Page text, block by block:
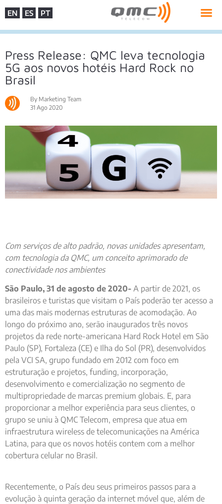
EN ES PT
Press Release: QMC leva tecnologia
5G aos novos hotéis Hard Rock no
Brasil
By Marketing Team
31 Ago 2020
Com serviços de alto padrão, novas unidades apresentam,
com tecnologia da QMC, um conceito aprimorado de
conectividade nos ambientes
São Paulo, 31 de agosto de 2020- A partir de 2021, os
brasileiros e turistas que visitam o País poderão ter acesso a
uma das mais modernas estruturas de acomodação. Ao
longo do próximo ano, serão inaugurados três novos
projetos da rede norte-americana Hard Rock Hotel em São
Paulo (SP), Fortaleza (CE) e Ilha do Sol (PR), desenvolvidos
pela VCI SA, grupo fundado em 2012 com foco em
estruturação e projetos, funding, incorporação,
desenvolvimento e comercialização no segmento de
multipropriedade de marcas premium globais. E, para
proporcionar a melhor experiência para seus clientes, o
grupo se uniu à QMC Telecom, empresa que atua em
infraestrutura wireless de telecomunicações na América
Latina, para que os novos hotéis contem com a melhor
cobertura celular no Brasil.
Recentemente, o País deu seus primeiros passos para a
evolução à quinta geração da internet móvel que, além de